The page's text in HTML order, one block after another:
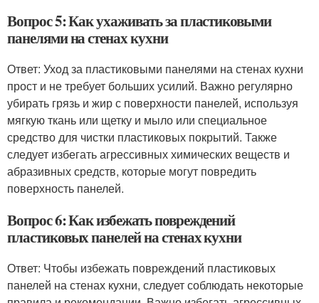
Вопрос 5: Как ухаживать за пластиковыми
панелями на стенах кухни
Ответ: Уход за пластиковыми панелями на стенах кухни
прост и не требует больших усилий. Важно регулярно
убирать грязь и жир с поверхности панелей, используя
мягкую ткань или щетку и мыло или специальное
средство для чистки пластиковых покрытий. Также
следует избегать агрессивных химических веществ и
абразивных средств, которые могут повредить
поверхность панелей.
Вопрос 6: Как избежать повреждений
пластиковых панелей на стенах кухни
Ответ: Чтобы избежать повреждений пластиковых
панелей на стенах кухни, следует соблюдать некоторые